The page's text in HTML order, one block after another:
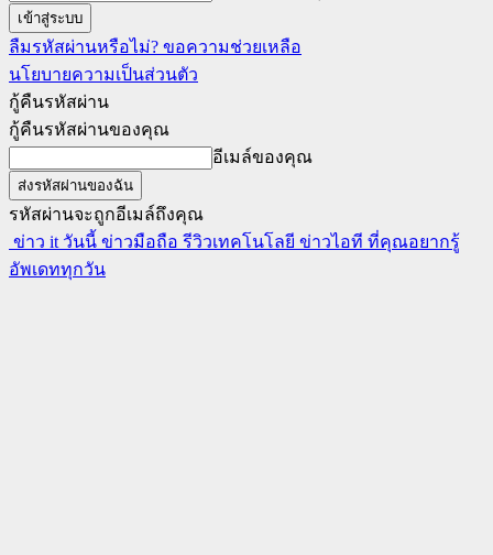
ลืมรหัสผ่านหรือไม่? ขอความช่วยเหลือ
นโยบายความเป็นส่วนตัว
กู้คืนรหัสผ่าน
กู้คืนรหัสผ่านของคุณ
อีเมล์ของคุณ
รหัสผ่านจะถูกอีเมล์ถึงคุณ
ข่าว it วันนี้ ข่าวมือถือ รีวิวเทคโนโลยี ข่าวไอที ที่คุณอยากรู้
อัพเดททุกวัน